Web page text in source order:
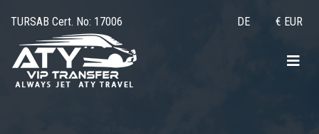
TURSAB Cert. No: 17006 € EUR
DE